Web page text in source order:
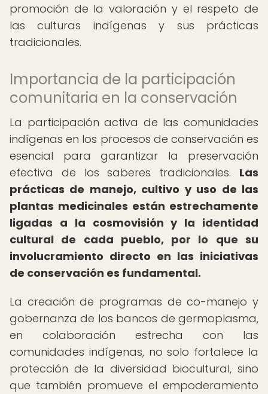
promoción de la valoración y el respeto de
las culturas indígenas y sus prácticas
tradicionales.
Importancia de la participación
comunitaria en la conservación
La participación activa de las comunidades
indígenas en los procesos de conservación es
esencial para garantizar la preservación
efectiva de los saberes tradicionales. Las
prácticas de manejo, cultivo y uso de las
plantas medicinales están estrechamente
ligadas a la cosmovisión y la identidad
cultural de cada pueblo, por lo que su
involucramiento directo en las iniciativas
de conservación es fundamental.
La creación de programas de co-manejo y
gobernanza de los bancos de germoplasma,
en colaboración estrecha con las
comunidades indígenas, no solo fortalece la
protección de la diversidad biocultural, sino
que también promueve el empoderamiento